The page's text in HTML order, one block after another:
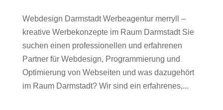
Webdesign Darmstadt Werbeagentur merryll –
kreative Werbekonzepte im Raum Darmstadt Sie
suchen einen professionellen und erfahrenen
Partner für Webdesign, Programmierung und
Optimierung von Webseiten und was dazugehört
im Raum Darmstadt? Wir sind ein erfahrenes,...